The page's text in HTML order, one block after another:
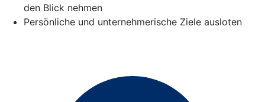
den Blick nehmen
Persönliche und unternehmerische Ziele ausloten